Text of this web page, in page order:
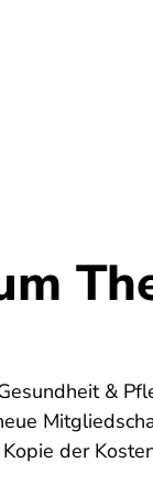
&
der